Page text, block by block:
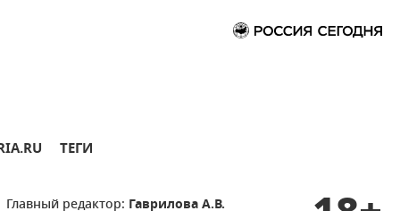
ТЕГИ
Главный редактор: Гаврилова А.В.